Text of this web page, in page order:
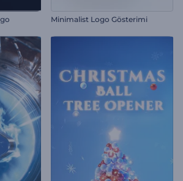
Minimalist Logo Gösterimi